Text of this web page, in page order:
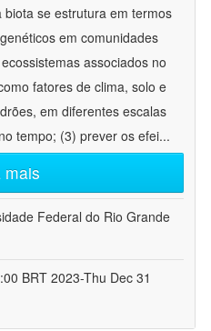
se estrutura em termos
em comunidades
associados no
fatores de clima, solo e
em diferentes escalas
tempo; (3) prever os efei...
mais
Federal do Rio Grande
BRT 2023-Thu Dec 31